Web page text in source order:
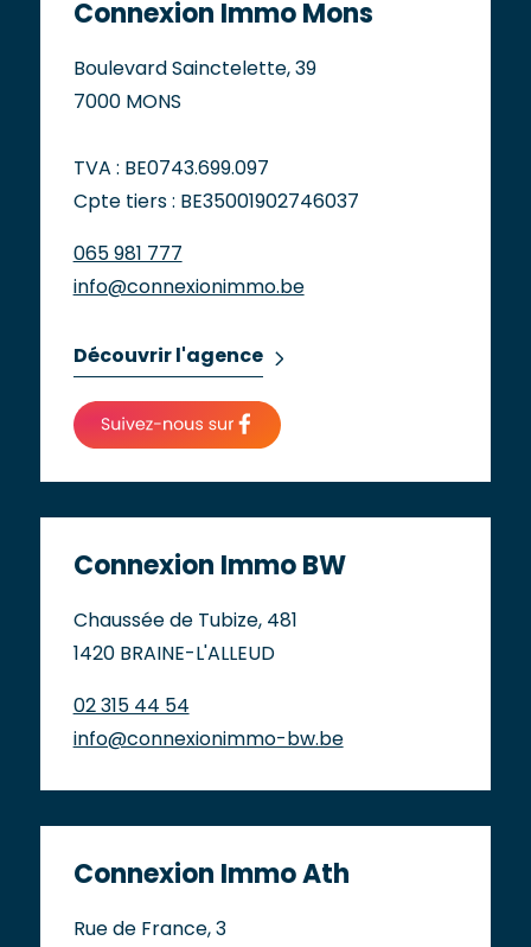
Connexion Immo Mons
Boulevard Sainctelette, 39
7000 MONS
TVA : BE0743.699.097
Cpte tiers : BE35001902746037
065 981 777
info@connexionimmo.be
Découvrir l'agence
Connexion Immo BW
Chaussée de Tubize, 481
1420 BRAINE-L'ALLEUD
02 315 44 54
info@connexionimmo-bw.be
Connexion Immo Ath
Rue de France, 3